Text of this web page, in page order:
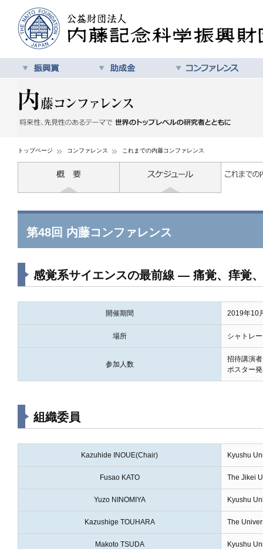
トップページ コンファレンス これまでの内藤コンファレンス
第48回 内藤コンファレンス
感覚系サイエンスの最前線 ― 痛覚、痒覚
開催期間 2019年10
場所 シャトレ
参加人数
招待講演
ポスター
組織委員
Kazuhide INOUE(Chair) Kyushu
Fusao KATO The Jikei
Yuzo NINOMIYA Kyushu
Kazushige TOUHARA The
Makoto TSUDA Kyushu